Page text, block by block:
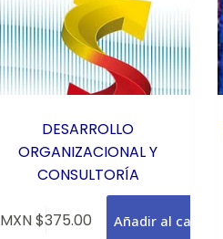
DESARROLLO
ORGANIZACIONAL Y
CONSULTORÍA
MXN $375.00 Añadir al carrito